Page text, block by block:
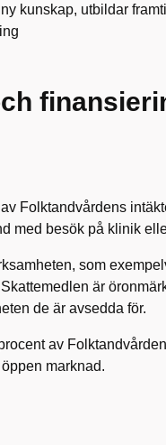
kunskap, utbildar
Folktandvårdens
med besök på klinik
som
är
de är avsedda för.
av
marknad.